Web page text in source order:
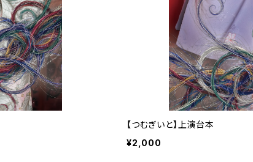
【つむぎいと】上演台本
¥2,000